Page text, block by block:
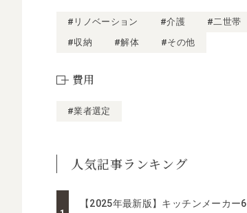
#リノベーション #介護
#二世帯
#収納
#解体 #その他
費用
#業者選定
人気記事ランキング
【2025年最新版】キッチンメーカー6